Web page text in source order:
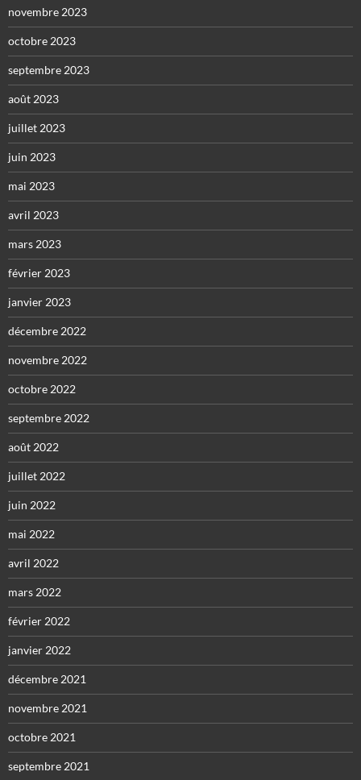
novembre 2023
octobre 2023
septembre 2023
août 2023
juillet 2023
juin 2023
mai 2023
avril 2023
mars 2023
février 2023
janvier 2023
décembre 2022
novembre 2022
octobre 2022
septembre 2022
août 2022
juillet 2022
juin 2022
mai 2022
avril 2022
mars 2022
février 2022
janvier 2022
décembre 2021
novembre 2021
octobre 2021
septembre 2021